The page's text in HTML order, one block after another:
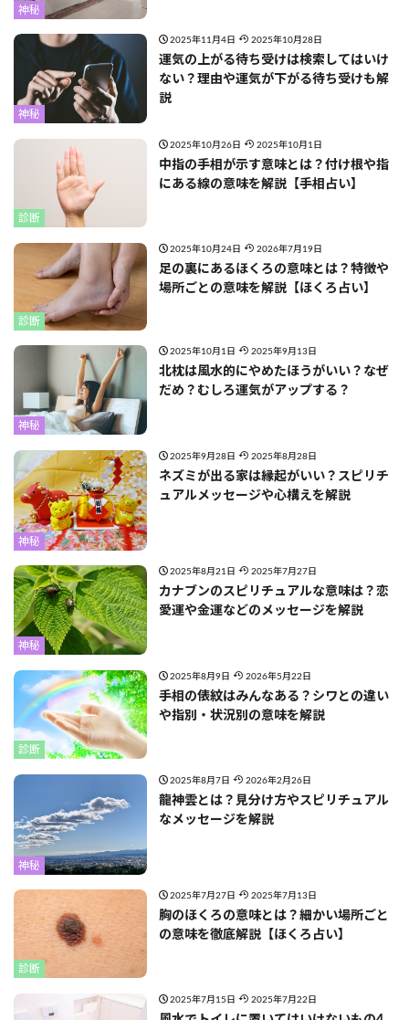
神秘
神秘
2025年11月4日 2025年10月28日
運気の上がる待ち受けは検索してはいけ
ない？理由や運気が下がる待ち受けも解
説
診断
2025年10月26日 2025年10月1日
中指の手相が示す意味とは？付け根や指
にある線の意味を解説【手相占い】
診断
2025年10月24日 2026年7月19日
足の裏にあるほくろの意味とは？特徴や
場所ごとの意味を解説【ほくろ占い】
神秘
2025年10月1日 2025年9月13日
北枕は風水的にやめたほうがいい？なぜ
だめ？むしろ運気がアップする？
神秘
2025年9月28日 2025年8月28日
ネズミが出る家は縁起がいい？スピリチ
ュアルメッセージや心構えを解説
神秘
2025年8月21日 2025年7月27日
カナブンのスピリチュアルな意味は？恋
愛運や金運などのメッセージを解説
診断
2025年8月9日 2026年5月22日
手相の俵紋はみんなある？シワとの違い
や指別・状況別の意味を解説
神秘
2025年8月7日 2026年2月26日
龍神雲とは？見分け方やスピリチュアル
なメッセージを解説
診断
2025年7月27日 2025年7月13日
胸のほくろの意味とは？細かい場所ごと
の意味を徹底解説【ほくろ占い】
2025年7月15日 2025年7月22日